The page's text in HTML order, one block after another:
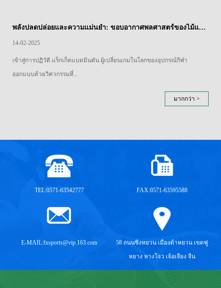
พลังปลดปล่อยและความแม่นยำ: ขอบอากาศพลศาสตร์ของไม้แบดมินตันแยกเหล็ก
14-02-2025
เข้าสู่การปฏิวัติ แร็กเก็ตแบดมินตัน ผู้เปลี่ยนเกมในโลกของอุปกรณ์กีฬา
ออกแบบด้วยวิศวกรรมที่...
มากกว่า >
TEL:0571-63542777 FAX:0571-63595588
E-MAIL:fxsports@vip.163.com
58 ถนนซิงหยวน เมืองต้าหยวน เขตฟู
หยาง หางโจว เจ้อเจียง จีน